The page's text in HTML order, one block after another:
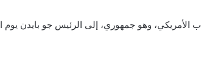
وهو جمهوري، إلى الرئيس جو بايدن يوم